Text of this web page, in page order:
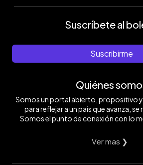
Suscríbete al
Suscribirme
Quiénes
Somos un portal abierto, propositivo
para reflejar a un país que avanza, se
Somos el punto de conexión con lo
Ver mas ❯